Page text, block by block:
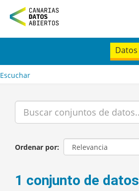
n
t
Datos
Escuchar
Ordenar por
1 conjunto de datos